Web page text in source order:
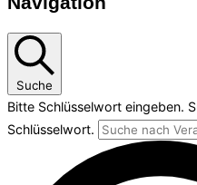
Suche
Bitte Schlüsselwort eingeben.
Schlüsselwort.